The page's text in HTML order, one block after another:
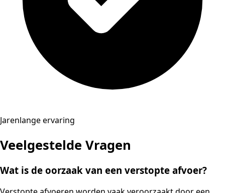
Jarenlange ervaring
Veelgestelde Vragen
Wat is de oorzaak van een verstopte afvoer?